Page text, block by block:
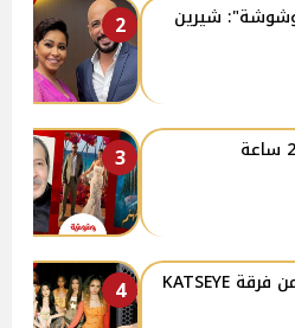
2
شيرين
3
4
للمرة الثانية.. بطلة أخرى من فرقة KATSEYE